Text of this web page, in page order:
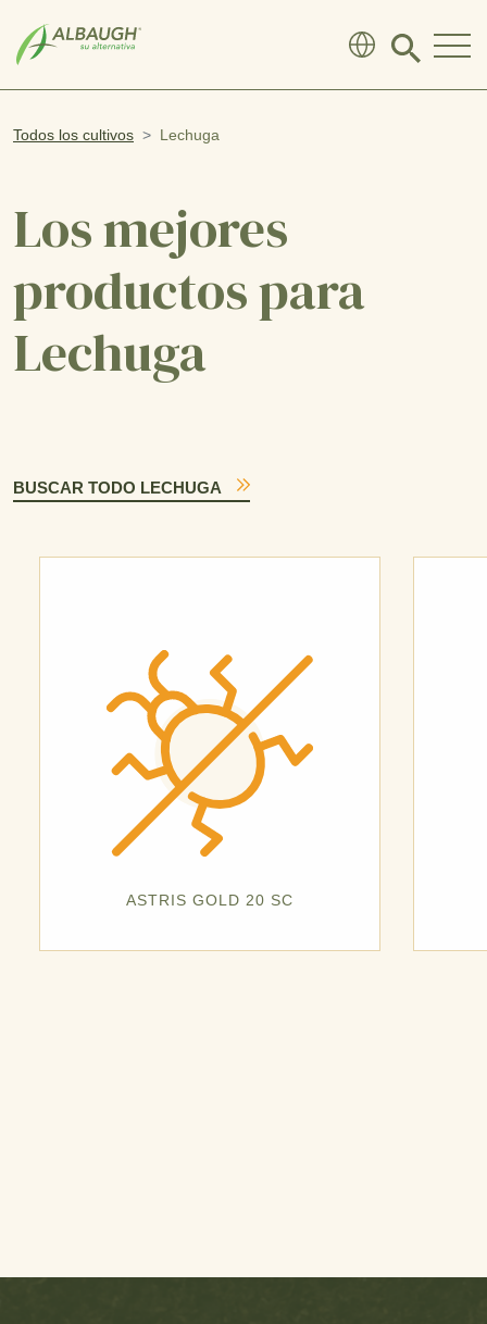
Click
search
Todos los cultivos Lechuga
Los mejores
productos para
Lechuga
BUSCAR TODO LECHUGA
ASTRIS GOLD 20 SC